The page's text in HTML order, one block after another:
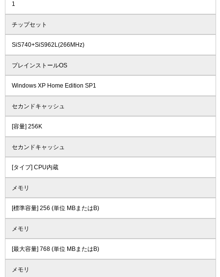
1
チップセット
SiS740+SiS962L(266MHz)
プレインストールOS
Windows XP Home Edition SP1
セカンドキャッシュ
[容量] 256K
セカンドキャッシュ
[タイプ] CPU内蔵
メモリ
[標準容量] 256 (単位 MBまたはB)
メモリ
[最大容量] 768 (単位 MBまたはB)
メモリ